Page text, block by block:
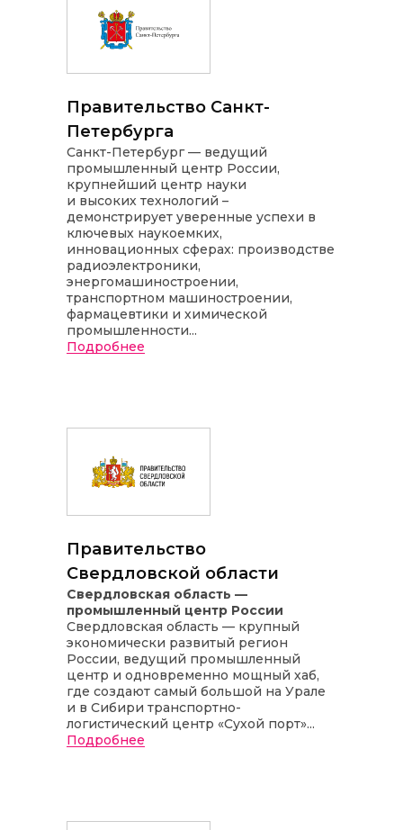
Правительство Санкт-
Петербурга
Санкт-Петербург — ведущий
промышленный центр России,
крупнейший центр науки
и высоких технологий –
демонстрирует уверенные успехи в
ключевых наукоемких,
инновационных сферах: производстве
радиоэлектроники,
энергомашиностроении,
транспортном машиностроении,
фармацевтики и химической
промышленности...
Подробнее
Правительство
Свердловской области
Свердловская область —
промышленный центр России
Свердловская область — крупный
экономически развитый регион
России, ведущий промышленный
центр и одновременно мощный хаб,
где создают самый большой на Урале
и в Сибири транспортно-
логистический центр «Сухой порт»...
Подробнее